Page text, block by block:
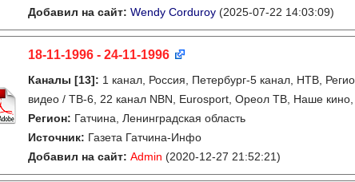
Добавил на сайт: Wendy Corduroy (2025-07-22 14:03:09)
18-11-1996 - 24-11-1996
Каналы [13]: 1 канал, Россия, Петербург-5 канал, НТВ,
видео / ТВ-6, 22 канал NBN, Eurosport, Ореол ТВ, Наше
Регион: Гатчина, Ленинградская область
Источник: Газета Гатчина-Инфо
Добавил на сайт: Admin (2020-12-27 21:52:21)